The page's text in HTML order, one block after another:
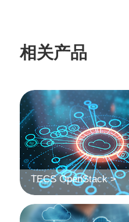
相关产品
TECS OpenStack >